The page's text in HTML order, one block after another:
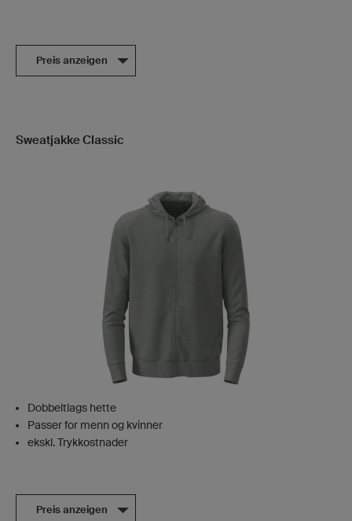
Preis anzeigen
Sweatjakke Classic
Dobbeltlags hette
Passer for menn og kvinner
ekskl. Trykkostnader
Preis anzeigen